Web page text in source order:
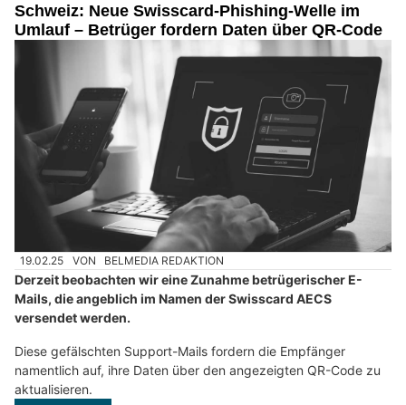
Schweiz: Neue Swisscard-Phishing-Welle im
Umlauf – Betrüger fordern Daten über QR-Code
19.02.25 VON BELMEDIA REDAKTION
Derzeit beobachten wir eine Zunahme betrügerischer E-
Mails, die angeblich im Namen der Swisscard AECS
versendet werden.
Diese gefälschten Support-Mails fordern die Empfänger
namentlich auf, ihre Daten über den angezeigten QR-Code zu
aktualisieren.